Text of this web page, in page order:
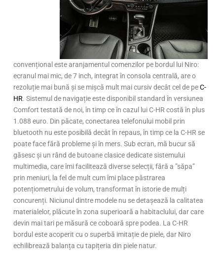
convențional este aranjamentul comenzilor pe bordul lui Niro:
ecranul mai mic, de 7 inch, integrat în consola centrală, are o
rezoluție mai bună și se mișcă mult mai cursiv decât cel de peC-
HR. Sistemul de navigație este disponibil standard în versiunea
Comfort testată de noi, în timp ce în cazul lui C-HR costă în plus
1.088 euro. Din păcate, conectarea telefonului mobil prin
bluetooth nu este posibilă decât în repaus, în timp ce la C-HR se
poate face fără probleme și în mers. Sub ecran, mă bucur să
găsesc și un rând de butoane clasice dedicate sistemului
multimedia, care îmi facilitează diverse selecții, fără a ”săpa”
prin meniuri, la fel de mult cum îmi place păstrarea
potențiometrului de volum, transformat în istorie de mulți
concurenți. Niciunul dintre modele nu se detașează la calitatea
materialelor, plăcute în zona superioară a habitaclului, dar care
devin mai tari pe măsură ce coboară spre podea. La C-HR
bordul este acoperit cu o superbă imitație de piele, dar Niro
echilibrează balanța cu tapițeria din piele natur.